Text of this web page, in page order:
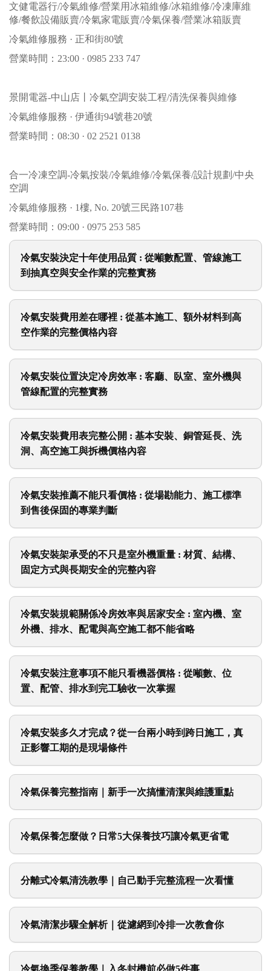
文健電器行/冷氣維修/營業用冰箱維修/冰箱維修/冷凍庫維
修/餐飲設備販賣/冷氣家電販賣/冷氣保養/營業冰箱販賣
冷氣維修服務 · 正和街80號
營業時間：23:00 · 0985 233 747
景開電器-中山店丨冷氣空調安裝工程/清洗保養與維修
冷氣維修服務 · 伊通街94號巷20號
營業時間：08:30 · 02 2521 0138
合一冷凍空調-冷氣按裝/冷氣維修/冷氣保養/設計規劃/中央
空調
冷氣維修服務 · 1樓, No. 20號三民路107巷
營業時間：09:00 · 0975 253 585
冷氣安裝決定十年使用品質 : 從噸數配置、管線施工
到抽真空與安全作業的完整實務
冷氣安裝費用差在哪裡 : 從基本施工、額外材料到高
空作業的完整價格內容
冷氣安裝位置決定冷房效率 : 客廳、臥室、室外機與
管線配置的完整實務
冷氣安裝費用表完整公開 : 基本安裝、銅管延長、洗
洞、高空施工與拆機價格內容
冷氣安裝推薦不能只看價格 : 從場勘能力、施工標準
到售後保固的專業判斷
冷氣安裝架承受的不只是室外機重量 : 材質、結構、
固定方式與長期安全的完整內容
冷氣安裝規範關係冷房效率與居家安全 : 室內機、室
外機、排水、配電與高空施工都不能省略
冷氣安裝注意事項不能只看機器價格 : 從噸數、位
置、配管、排水到完工驗收一次掌握
冷氣安裝多久才完成？從一台兩小時到跨日施工，真
正影響工期的是現場條件
冷氣保養完整指南｜新手一次搞懂清潔與維護重點
冷氣保養怎麼做？日常5大保養技巧讓冷氣更省電
分離式冷氣清洗教學｜自己動手完整流程一次看懂
冷氣清潔步驟全解析｜從濾網到冷排一次教會你
冷氣換季保養教學｜入冬封機前必做5件事